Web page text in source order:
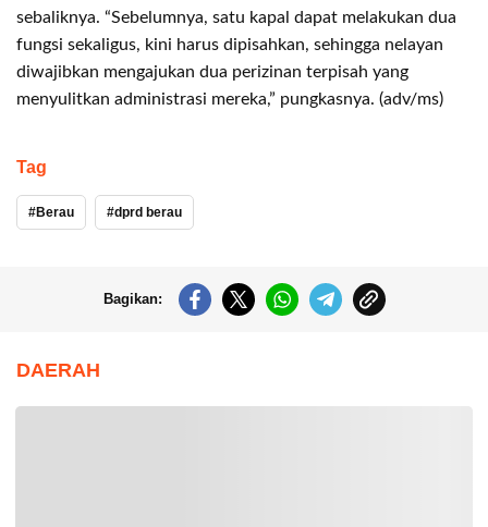
sebaliknya. “Sebelumnya, satu kapal dapat melakukan dua
fungsi sekaligus, kini harus dipisahkan, sehingga nelayan
diwajibkan mengajukan dua perizinan terpisah yang
menyulitkan administrasi mereka,” pungkasnya. (adv/ms)
Tag
Berau dprd berau
Bagikan:
DAERAH